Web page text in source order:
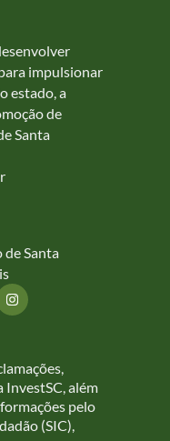
impulsionar
estado, a
de
Santa
Santa
InvestSC, além
pelo
(SIC),